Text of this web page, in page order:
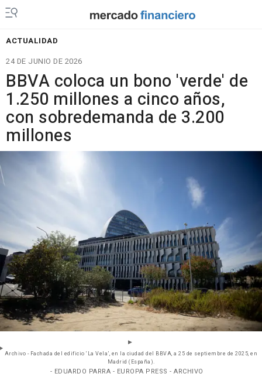
ACTUALIDAD
24 DE JUNIO DE 2026
BBVA coloca un bono 'verde' de
1.250 millones a cinco años,
con sobredemanda de 3.200
millones
Archivo - Fachada del edificio ‘La Vela’, en la ciudad del BBVA, a 25 de septiembre de 2025, en
Madrid (España).
- EDUARDO PARRA - EUROPA PRESS - ARCHIVO